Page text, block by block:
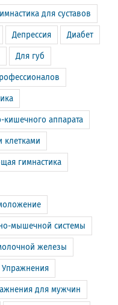
для суставов
Депрессия Диабет
Для губ
аппарата
клетками
гимнастика
мышечной системы
железы
Упражнения
для мужчин